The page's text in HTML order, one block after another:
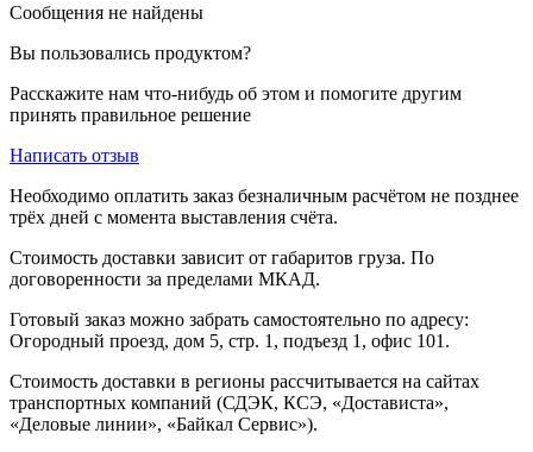
Сообщения не найдены
Вы пользовались продуктом?
Расскажите нам что-нибудь об этом и помогите другим
принять правильное решение
Написать отзыв
Необходимо оплатить заказ безналичным расчётом не позднее
трёх дней с момента выставления счёта.
Стоимость доставки зависит от габаритов груза. По
договоренности за пределами МКАД.
Готовый заказ можно забрать самостоятельно по адресу:
Огородный проезд, дом 5, стр. 1, подъезд 1, офис 101.
Стоимость доставки в регионы рассчитывается на сайтах
транспортных компаний (СДЭК, КСЭ, «Достависта»,
«Деловые линии», «Байкал Сервис»).